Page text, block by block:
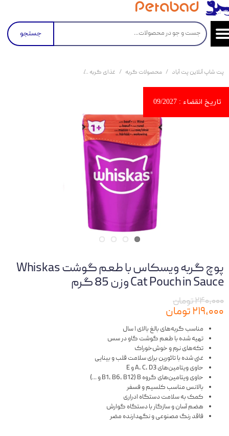
جستجو
پت شاپ آنلاین پت آباد محصولات گربه غذای گربه
پوچ گربه ویسکاس با طعم گوشت Whiskas
Cat Pouch in Sauce وزن 85 گرم
۲۴۰,۰۰۰ تومان
۲۱۹,۰۰۰ تومان
مناسب گربه‌های بالغ بالای ۱ سال
تهیه شده با طعم گوشت گاو در سس
تکه‌های نرم و خوش‌خوراک
غنی شده با تائورین برای سلامت قلب و بینایی
حاوی ویتامین‌های A، C، D3 و E
حاوی ویتامین‌های گروه B (B1، B6، B12 و ...)
بالانس مناسب کلسیم و فسفر
کمک به سلامت دستگاه ادراری
هضم آسان و سازگار با دستگاه گوارش
فاقد رنگ مصنوعی و نگهدارنده مضر